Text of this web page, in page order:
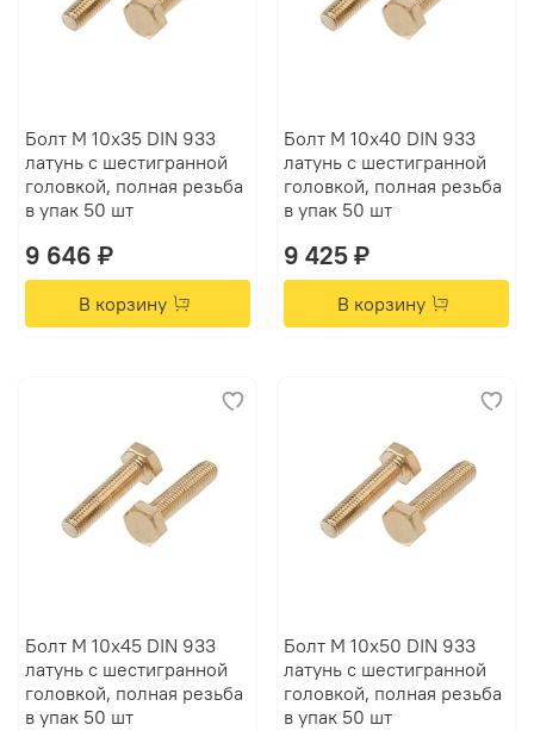
Болт М 10х35 DIN 933
латунь с шестигранной
головкой, полная резьба
в упак 50 шт
9 646 ₽
В корзину
Болт М 10х40 DIN 933
латунь с шестигранной
головкой, полная резьба
в упак 50 шт
9 425 ₽
В корзину
Болт М 10х45 DIN 933
латунь с шестигранной
головкой, полная резьба
в упак 50 шт
Болт М 10х50 DIN 933
латунь с шестигранной
головкой, полная резьба
в упак 50 шт